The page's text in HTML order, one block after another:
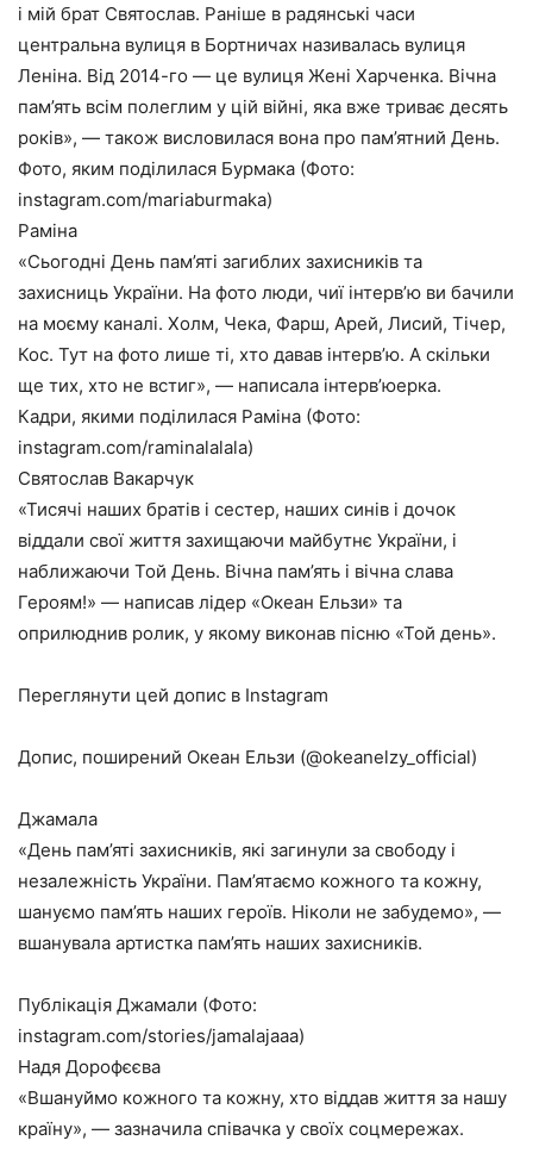
і мій брат Святослав. Раніше в радянські часи
центральна вулиця в Бортничах називалась вулиця
Леніна. Від 2014-го — це вулиця Жені Харченка. Вічна
пам’ять всім полеглим у цій війні, яка вже триває десять
років», — також висловилася вона про пам’ятний День.
Фото, яким поділилася Бурмака (Фото:
instagram.com/mariaburmaka)
Раміна
«Сьогодні День пам’яті загиблих захисників та
захисниць України. На фото люди, чиї інтервʼю ви бачили
на моєму каналі. Холм, Чека, Фарш, Арей, Лисий, Тічер,
Кос. Тут на фото лише ті, хто давав інтерв’ю. А скільки
ще тих, хто не встиг», — написала інтерв’юерка.
Кадри, якими поділилася Раміна (Фото:
instagram.com/raminalalala)
Святослав Вакарчук
«Тисячі наших братів і сестер, наших синів і дочок
віддали свої життя захищаючи майбутнє України, і
наближаючи Той День. Вічна пам’ять і вічна слава
Героям!» — написав лідер «Океан Ельзи» та
оприлюднив ролик, у якому виконав пісню «Той день».
Переглянути цей допис в Instagram
Допис, поширений Океан Ельзи (@okeanelzy_official)
Джамала
«День пам’яті захисників, які загинули за свободу і
незалежність України. Пам’ятаємо кожного та кожну,
шануємо пам’ять наших героїв. Ніколи не забудемо», —
вшанувала артистка пам’ять наших захисників.
Публікація Джамали (Фото:
instagram.com/stories/jamalajaaa)
Надя Дорофєєва
«Вшануймо кожного та кожну, хто віддав життя за нашу
країну», — зазначила співачка у своїх соцмережах.